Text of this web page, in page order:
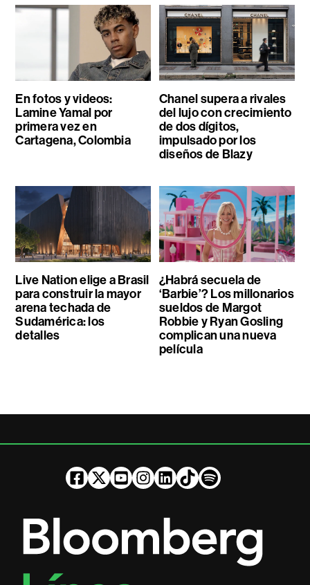
En fotos y videos:
Lamine Yamal por
primera vez en
Cartagena, Colombia
Chanel supera a rivales
del lujo con crecimiento
de dos dígitos,
impulsado por los
diseños de Blazy
Live Nation elige a Brasil
para construir la mayor
arena techada de
Sudamérica: los
detalles
¿Habrá secuela de
‘Barbie’? Los millonarios
sueldos de Margot
Robbie y Ryan Gosling
complican una nueva
película